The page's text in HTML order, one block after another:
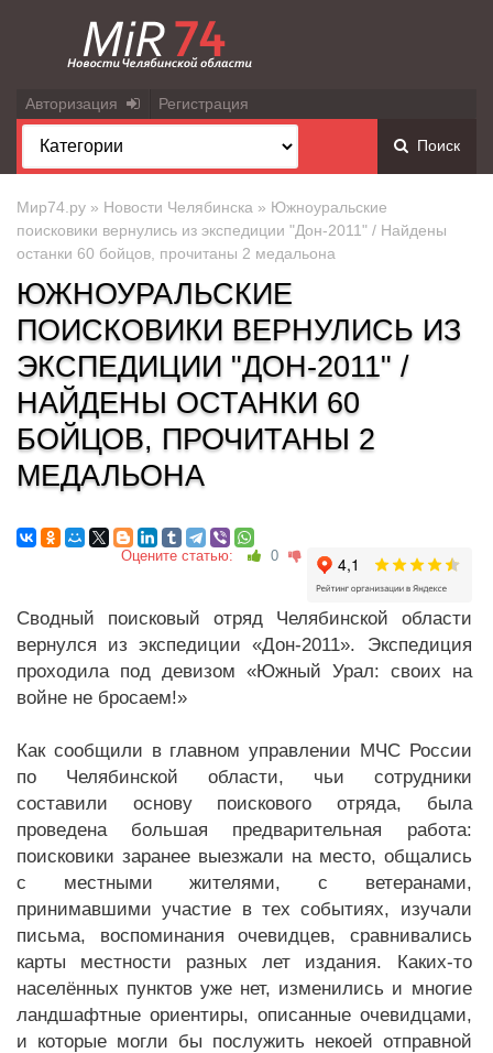
Авторизация Регистрация
Поиск
Мир74.ру » Новости Челябинска » Южноуральские
поисковики вернулись из экспедиции "Дон-2011" / Найдены
останки 60 бойцов, прочитаны 2 медальона
ЮЖНОУРАЛЬСКИЕ
ПОИСКОВИКИ ВЕРНУЛИСЬ ИЗ
ЭКСПЕДИЦИИ "ДОН-2011" /
НАЙДЕНЫ ОСТАНКИ 60
БОЙЦОВ, ПРОЧИТАНЫ 2
МЕДАЛЬОНА
Оцените статью: 0
Сводный поисковый отряд Челябинской области
вернулся из экспедиции «Дон-2011». Экспедиция
проходила под девизом «Южный Урал: своих на
войне не бросаем!»
Как сообщили в главном управлении МЧС России
по Челябинской области, чьи сотрудники
составили основу поискового отряда, была
проведена большая предварительная работа:
поисковики заранее выезжали на место, общались
с местными жителями, с ветеранами,
принимавшими участие в тех событиях, изучали
письма, воспоминания очевидцев, сравнивались
карты местности разных лет издания. Каких-то
населённых пунктов уже нет, изменились и многие
ландшафтные ориентиры, описанные очевидцами,
и которые могли бы послужить некоей отправной